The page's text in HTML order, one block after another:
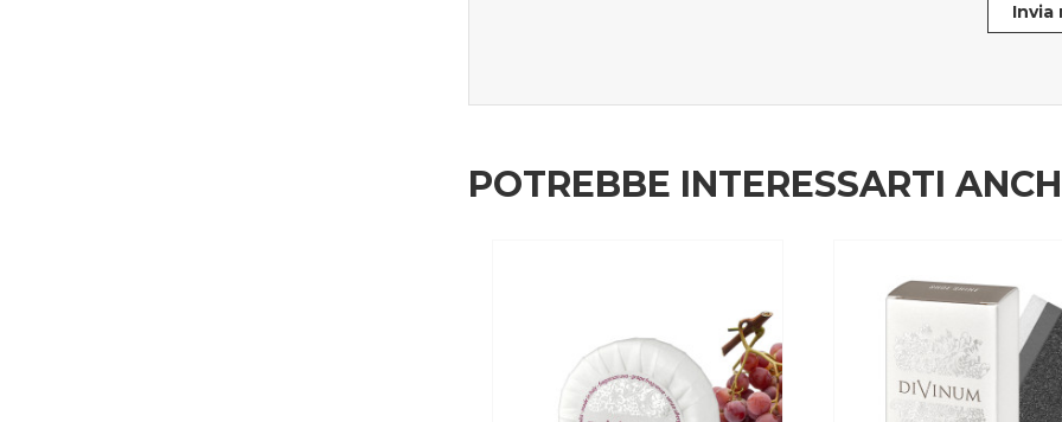
Invia
POTREBBE INTERESSARTI